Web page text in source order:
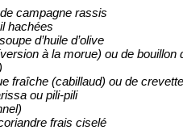
campagne rassis
hachées
d’huile d’olive
à la morue) ou de bouillon
fraîche (cabillaud) ou de
ou pili-pili
frais ciselé